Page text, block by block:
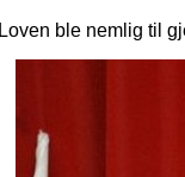
Loven ble nemlig til